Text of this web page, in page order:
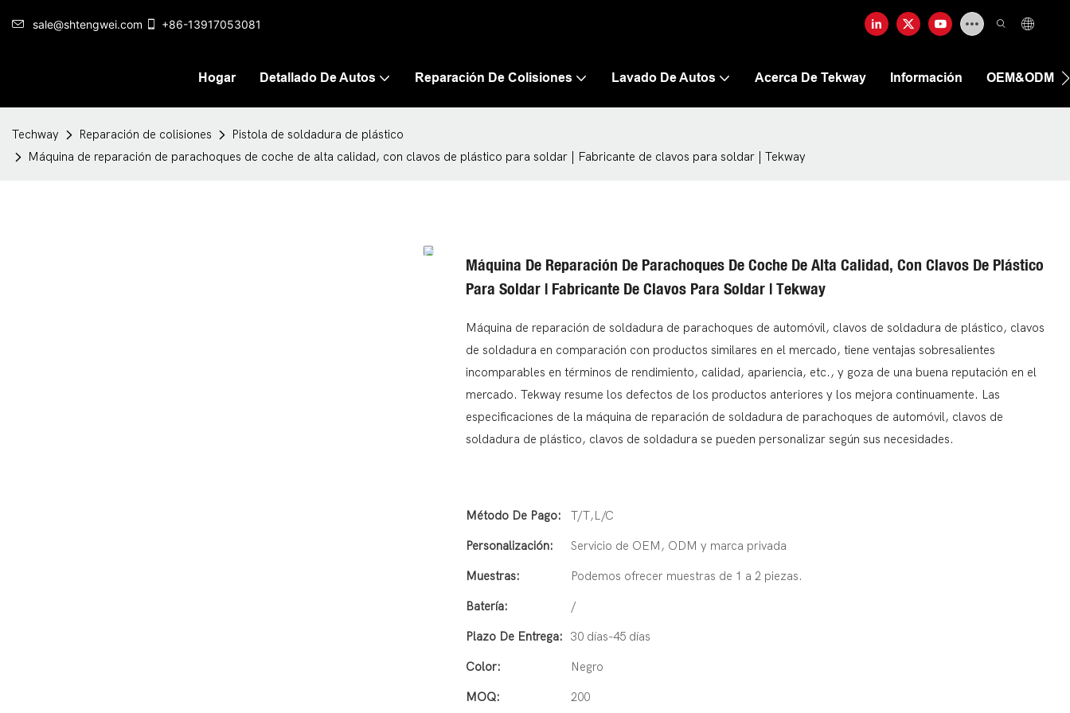
sale@shtengwei.com +86-13917053081
Hogar Detallado De Autos Reparación De Colisiones Lavado De Autos Acerca De Tekway Información OEM&ODM
Techway Reparación de colisiones
Pistola de soldadura de plástico
Máquina de reparación de parachoques de coche de alta calidad, con clavos de plástico para soldar | Fabricante de clavos para soldar | Tekway
Máquina De Reparación De Parachoques De Coche De Alta Calidad, Con Clavos De Plástico
Para Soldar | Fabricante De Clavos Para Soldar | Tekway
Máquina de reparación de soldadura de parachoques de automóvil, clavos de soldadura de plástico, clavos
de soldadura en comparación con productos similares en el mercado, tiene ventajas sobresalientes
incomparables en términos de rendimiento, calidad, apariencia, etc., y goza de una buena reputación en el
mercado. Tekway resume los defectos de los productos anteriores y los mejora continuamente. Las
especificaciones de la máquina de reparación de soldadura de parachoques de automóvil, clavos de
soldadura de plástico, clavos de soldadura se pueden personalizar según sus necesidades.
Método De Pago: T/T,L/C
Personalización: Servicio de OEM, ODM y marca privada
Muestras: Podemos ofrecer muestras de 1 a 2 piezas.
Batería: /
Plazo De Entrega: 30 días-45 días
Color: Negro
MOQ: 200